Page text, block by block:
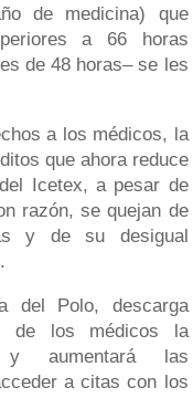
de medicina) que
a 66 horas
de 48 horas– se les
a los médicos, la
que ahora reduce
Icetex, a pesar de
razón, se quejan de
y de su desigual
del Polo, descarga
de los médicos la
y aumentará las
a citas con los